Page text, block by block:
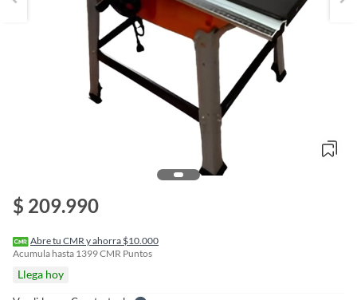
$ 209.990
Abre tu CMR y ahorra $10.000
Acumula hasta 1399CMR Puntos
Llega hoy
e
r